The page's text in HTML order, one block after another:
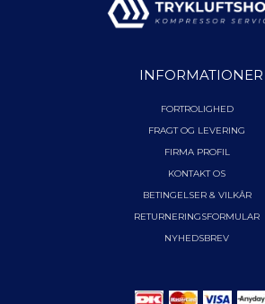
INFORMATIONER
FORTROLIGHED
FRAGT OG LEVERING
FIRMA PROFIL
KONTAKT OS
BETINGELSER & VILKÅR
RETURNERINGSFORMULAR
NYHEDSBREV